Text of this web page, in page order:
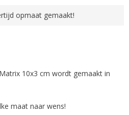
10x3 cm wordt gemaakt in
maat naar wens!
opmaat gemaakt!